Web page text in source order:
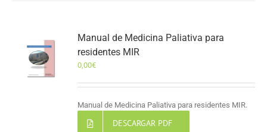
Manual de Medicina Paliativa para
residentes MIR
0,00€
Manual de Medicina Paliativa para residentes MIR.
DESCARGAR PDF